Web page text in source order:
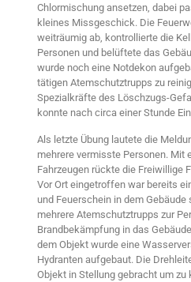
Chlormischung ansetzen, dabei
kleines Missgeschick. Die
weiträumig ab, kontrollierte die
Personen und belüftete das
wurde noch eine Notdekon
tätigen Atemschutztrupps zu
Spezialkräfte des Löschzugs-
konnte nach circa einer Stunde
Als letzte Übung lautete die
mehrere vermisste Personen. Mit
Fahrzeugen rückte die Freiwillige
Vor Ort eingetroffen war bereits
und Feuerschein in dem
mehrere Atemschutztrupps zur
Brandbekämpfung in das
dem Objekt wurde eine
Hydranten aufgebaut. Die
Objekt in Stellung gebracht um zu